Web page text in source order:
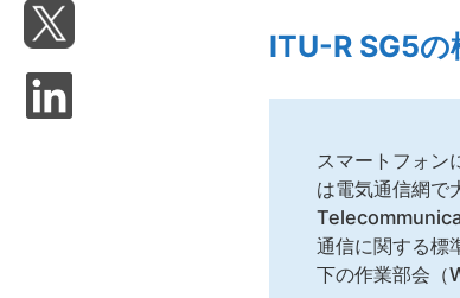
ITU-R SG5の
スマートフォン
は電気通信網で
通信に関する標
下の作業部会（